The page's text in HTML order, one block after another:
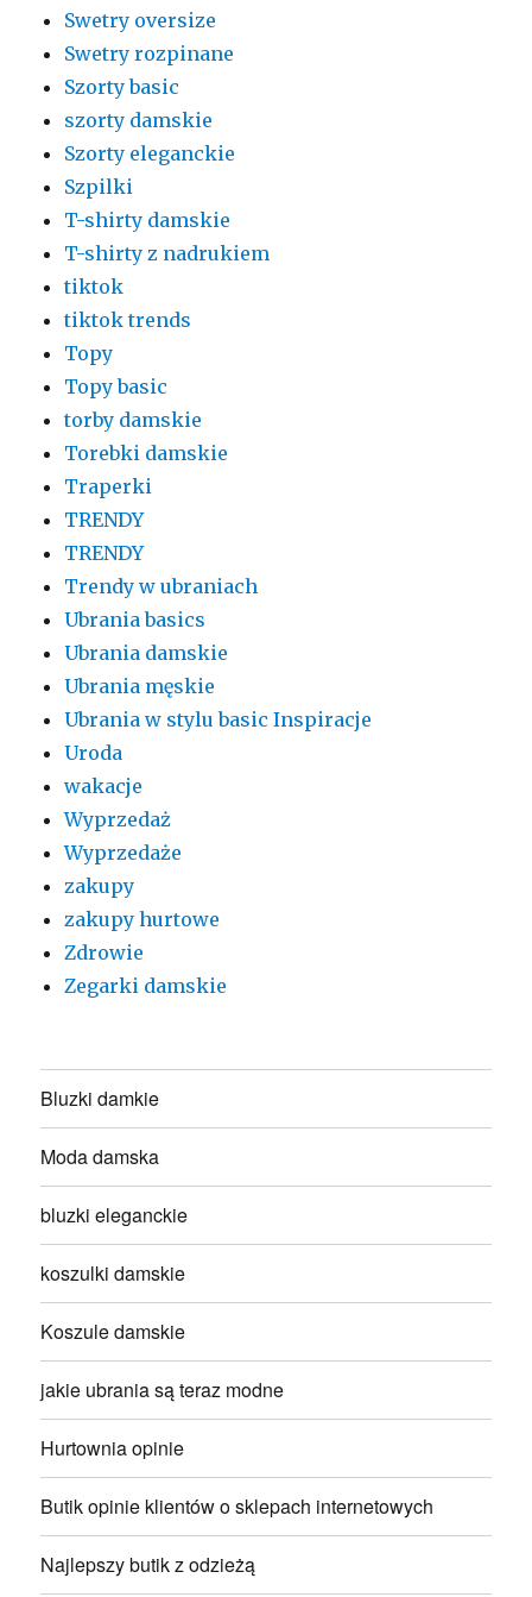
Swetry oversize
Swetry rozpinane
Szorty basic
szorty damskie
Szorty eleganckie
Szpilki
T-shirty damskie
T-shirty z nadrukiem
tiktok
tiktok trends
Topy
Topy basic
torby damskie
Torebki damskie
Traperki
TRENDY
TRENDY
Trendy w ubraniach
Ubrania basics
Ubrania damskie
Ubrania męskie
Ubrania w stylu basic Inspiracje
Uroda
wakacje
Wyprzedaż
Wyprzedaże
zakupy
zakupy hurtowe
Zdrowie
Zegarki damskie
Bluzki damkie
Moda damska
bluzki eleganckie
koszulki damskie
Koszule damskie
jakie ubrania są teraz modne
Hurtownia opinie
Butik opinie klientów o sklepach internetowych
Najlepszy butik z odzieżą